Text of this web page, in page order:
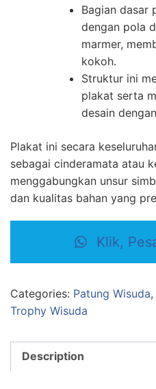
Bagian dasar
dengan pola
marmer,
kokoh.
Struktur ini
plakat serta
desain
Plakat ini secara
sebagai cinderamata atau
menggabungkan unsur
dan kualitas bahan yang
Klik,
Categories: Patung Wisuda,
Trophy Wisuda
Description